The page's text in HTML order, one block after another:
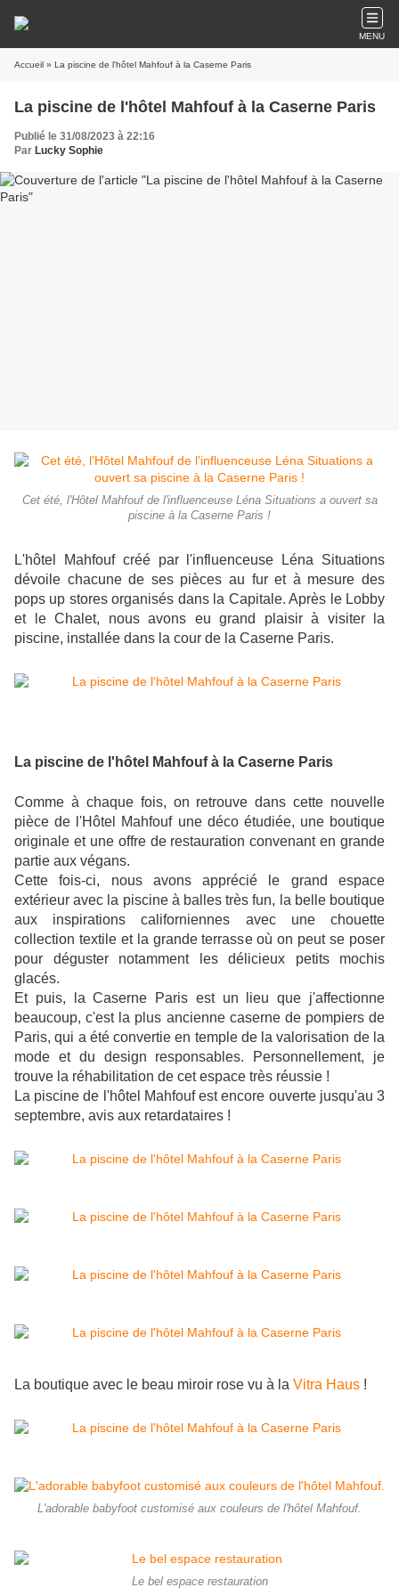
MENU
Accueil » La piscine de l'hôtel Mahfouf à la Caserne Paris
La piscine de l'hôtel Mahfouf à la Caserne Paris
Publié le 31/08/2023 à 22:16
Par Lucky Sophie
Cet été, l'Hôtel Mahfouf de l'influenceuse Léna Situations a ouvert sa
piscine à la Caserne Paris !
L'hôtel Mahfouf créé par l'influenceuse Léna Situations
dévoile chacune de ses pièces au fur et à mesure des
pops up stores organisés dans la Capitale. Après le Lobby
et le Chalet, nous avons eu grand plaisir à visiter la
piscine, installée dans la cour de la Caserne Paris.
La piscine de l'hôtel Mahfouf à la Caserne Paris
Comme à chaque fois, on retrouve dans cette nouvelle
pièce de l'Hôtel Mahfouf une déco étudiée, une boutique
originale et une offre de restauration convenant en grande
partie aux végans.
Cette fois-ci, nous avons apprécié le grand espace
extérieur avec la piscine à balles très fun, la belle boutique
aux inspirations californiennes avec une chouette
collection textile et la grande terrasse où on peut se poser
pour déguster notamment les délicieux petits mochis
glacés.
Et puis, la Caserne Paris est un lieu que j'affectionne
beaucoup, c'est la plus ancienne caserne de pompiers de
Paris, qui a été convertie en temple de la valorisation de la
mode et du design responsables. Personnellement, je
trouve la réhabilitation de cet espace très réussie !
La piscine de l'hôtel Mahfouf est encore ouverte jusqu'au 3
septembre, avis aux retardataires !
La boutique avec le beau miroir rose vu à la Vitra Haus !
L'adorable babyfoot customisé aux couleurs de l'hôtel Mahfouf.
Le bel espace restauration